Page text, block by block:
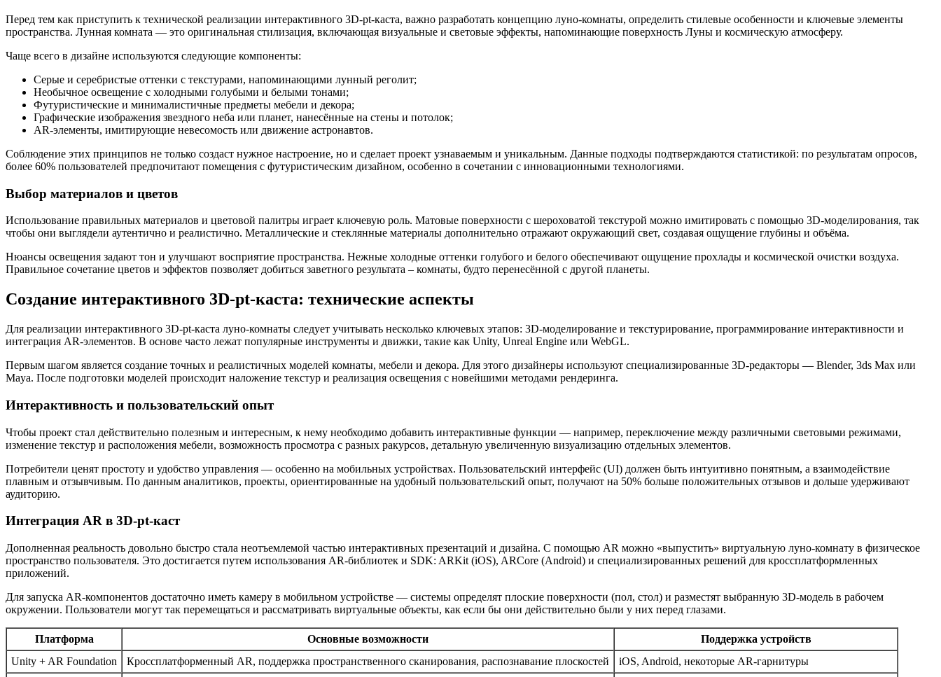
Перед тем как приступить к технической реализации интерактивного 3D-pt-каста, важно разработать концепцию луно-комнаты, определить стилевые особенности и ключевые элементы
пространства. Лунная комната — это оригинальная стилизация, включающая визуальные и световые эффекты, напоминающие поверхность Луны и космическую атмосферу.
Чаще всего в дизайне используются следующие компоненты:
Серые и серебристые оттенки с текстурами, напоминающими лунный реголит;
Необычное освещение с холодными голубыми и белыми тонами;
Футуристические и минималистичные предметы мебели и декора;
Графические изображения звездного неба или планет, нанесённые на стены и потолок;
AR-элементы, имитирующие невесомость или движение астронавтов.
Соблюдение этих принципов не только создаст нужное настроение, но и сделает проект узнаваемым и уникальным. Данные подходы подтверждаются статистикой: по результатам опросов,
более 60% пользователей предпочитают помещения с футуристическим дизайном, особенно в сочетании с инновационными технологиями.
Выбор материалов и цветов
Использование правильных материалов и цветовой палитры играет ключевую роль. Матовые поверхности с шероховатой текстурой можно имитировать с помощью 3D-моделирования, так
чтобы они выглядели аутентично и реалистично. Металлические и стеклянные материалы дополнительно отражают окружающий свет, создавая ощущение глубины и объёма.
Нюансы освещения задают тон и улучшают восприятие пространства. Нежные холодные оттенки голубого и белого обеспечивают ощущение прохлады и космической очистки воздуха.
Правильное сочетание цветов и эффектов позволяет добиться заветного результата – комнаты, будто перенесённой с другой планеты.
Создание интерактивного 3D-pt-каста: технические аспекты
Для реализации интерактивного 3D-pt-каста луно-комнаты следует учитывать несколько ключевых этапов: 3D-моделирование и текстурирование, программирование интерактивности и
интеграция AR-элементов. В основе часто лежат популярные инструменты и движки, такие как Unity, Unreal Engine или WebGL.
Первым шагом является создание точных и реалистичных моделей комнаты, мебели и декора. Для этого дизайнеры используют специализированные 3D-редакторы — Blender, 3ds Max или
Maya. После подготовки моделей происходит наложение текстур и реализация освещения с новейшими методами рендеринга.
Интерактивность и пользовательский опыт
Чтобы проект стал действительно полезным и интересным, к нему необходимо добавить интерактивные функции — например, переключение между различными световыми режимами,
изменение текстур и расположения мебели, возможность просмотра с разных ракурсов, детальную увеличенную визуализацию отдельных элементов.
Потребители ценят простоту и удобство управления — особенно на мобильных устройствах. Пользовательский интерфейс (UI) должен быть интуитивно понятным, а взаимодействие
плавным и отзывчивым. По данным аналитиков, проекты, ориентированные на удобный пользовательский опыт, получают на 50% больше положительных отзывов и дольше удерживают
аудиторию.
Интеграция AR в 3D-pt-каст
Дополненная реальность довольно быстро стала неотъемлемой частью интерактивных презентаций и дизайна. С помощью AR можно «выпустить» виртуальную луно-комнату в физическое
пространство пользователя. Это достигается путем использования AR-библиотек и SDK: ARKit (iOS), ARCore (Android) и специализированных решений для кроссплатформленных
приложений.
Для запуска AR-компонентов достаточно иметь камеру в мобильном устройстве — системы определят плоские поверхности (пол, стол) и разместят выбранную 3D-модель в рабочем
окружении. Пользователи могут так перемещаться и рассматривать виртуальные объекты, как если бы они действительно были у них перед глазами.
Платформа Основные возможности
Поддержка устройств
Unity + AR Foundation
Кроссплатформенный AR, поддержка пространственного сканирования, распознавание плоскостей
iOS, Android, некоторые AR-гарнитуры